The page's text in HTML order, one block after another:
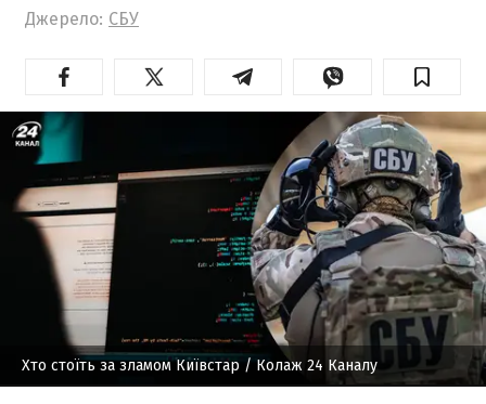
Джерело: СБУ
Хто стоїть за зламом Київстар / Колаж 24 Каналу